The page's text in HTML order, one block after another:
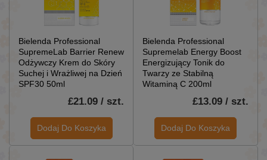
Bielenda Professional
SupremeLab Barrier Renew
Odżywczy Krem do Skóry
Suchej i Wrażliwej na Dzień
SPF30 50ml
£21.09 / szt.
Dodaj Do Koszyka
Bielenda Professional
Supremelab Energy Boost
Energizujący Tonik do
Twarzy ze Stabilną
Witaminą C 200ml
£13.09 / szt.
Dodaj Do Koszyka